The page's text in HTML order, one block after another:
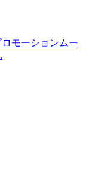
モーションムー